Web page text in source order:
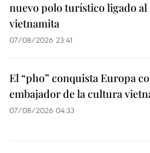
nuevo polo turístico ligado al
vietnamita
07/08/2026 23:41
El “pho” conquista Europa
embajador de la cultura
07/08/2026 04:33